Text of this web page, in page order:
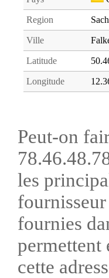
Region
Ville
Latitude
Longitude
Peut-on
les
fournisseur
fournies
permettent
cette